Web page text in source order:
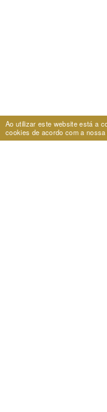
Ao utilizar este website está a
cookies de acordo com a